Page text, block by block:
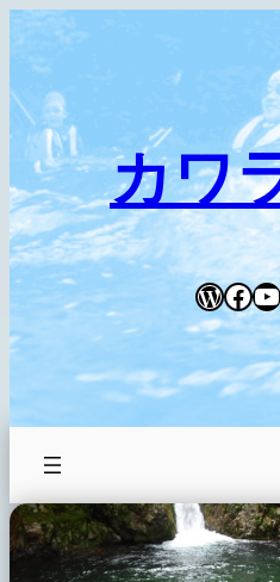
内
ス
キ
プ
カワ